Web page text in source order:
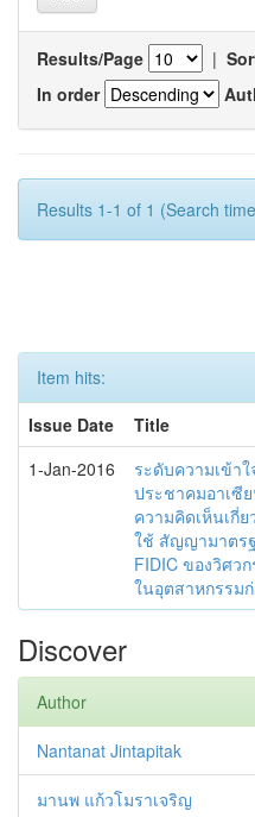
Results/Page |
In order
Results 1-1 of 1 (Search
Item hits:
Issue Date
Title
1-Jan-2016
ระดับความเข้าใ
ประชาคมอาเซี
ความคิดเห็นเกี่ย
ใช้ สัญญามาตร
FIDIC ของวิศว
ในอุตสาหกรรม
Discover
Author
Nantanat Jintapitak
มานพ แก้วโมราเจริญ